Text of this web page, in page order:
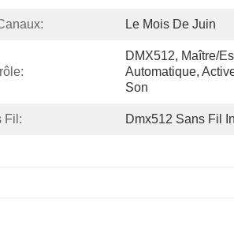
Le Mois De Juin
DMX512, Maître/
Automatique,
Son
Fil: Dmx512 Sans Fil